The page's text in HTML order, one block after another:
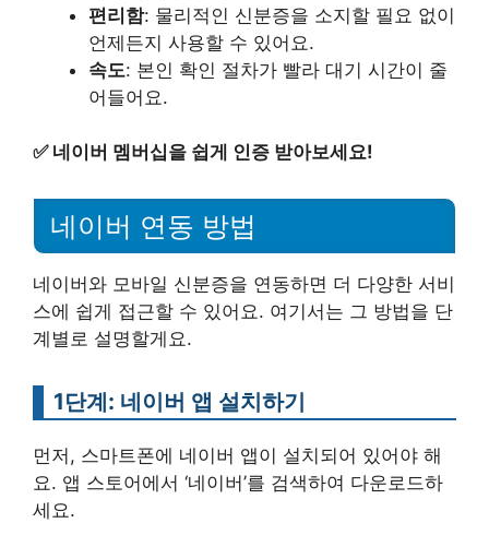
편리함: 물리적인 신분증을 소지할 필요 없이
언제든지 사용할 수 있어요.
속도: 본인 확인 절차가 빨라 대기 시간이 줄
어들어요.
✅ 네이버 멤버십을 쉽게 인증 받아보세요!
네이버 연동 방법
네이버와 모바일 신분증을 연동하면 더 다양한 서비
스에 쉽게 접근할 수 있어요. 여기서는 그 방법을 단
계별로 설명할게요.
1단계: 네이버 앱 설치하기
먼저, 스마트폰에 네이버 앱이 설치되어 있어야 해
요. 앱 스토어에서 ‘네이버’를 검색하여 다운로드하
세요.